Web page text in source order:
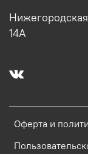
Оферта и
14А